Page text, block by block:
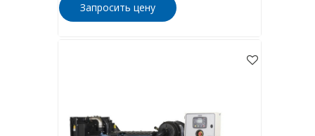
Запросить цену